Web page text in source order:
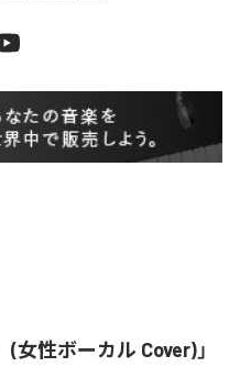
女性ボーカル Cover)」